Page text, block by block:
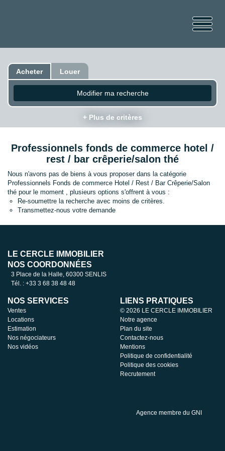
Acheter Louer
Modifier ma recherche
+ Plus de critères
Professionnels fonds de commerce hotel /
rest / bar crêperie/salon thé
Nous n'avons pas de biens à vous proposer dans la catégorie
Professionnels Fonds de commerce Hotel / Rest / Bar Crêperie/Salon
thé pour le moment , plusieurs options s'offrent à vous :
Re-soumettre la recherche avec moins de critères.
Transmettez-nous votre demande
LE CERCLE IMMOBILIER
NOS COORDONNÉES
3 Place de la Halle, 60300 SENLIS
Tél. : +33 3 68 38 48 48
NOS SERVICES
Ventes
Locations
Estimation
Nos négociateurs
Nos vidéos
LIENS PRATIQUES
© 2026 LE CERCLE IMMOBILIER
Notre agence
Plan du site
Contactez-nous
Mentions
Politique de confidentialité
Politique des cookies
Recrutement
Agence membre du GNI